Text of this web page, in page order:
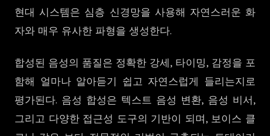
현대 시스템은 심층 신경망을 사용해 자연스러운 화
자와 매우 유사한 파형을 생성한다.
합성된 음성의 품질은 정확한 강세, 타이밍, 감정을 포
함해 얼마나 알아듣기 쉽고 자연스럽게 들리는지로
평가된다. 음성 합성은 텍스트 음성 변환, 음성 비서,
그리고 다양한 접근성 도구의 기반이 되며, 보이스 클
日本語
한국어